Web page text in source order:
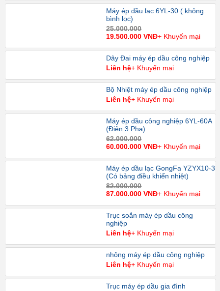
Máy ép dầu lạc 6YL-30 ( không
bình lọc)
25.000.000
19.500.000 VNĐ+ Khuyến mại
Dây Đai máy ép dầu công nghiệp
Liên hệ+ Khuyến mại
Bộ Nhiệt máy ép dầu công nghiệp
Liên hệ+ Khuyến mại
Máy ép dầu công nghiệp 6YL-60A
(Điện 3 Pha)
62.000.000
60.000.000 VNĐ+ Khuyến mại
Máy ép dầu lạc GongFa YZYX10-3
(Có bảng điều khiển nhiệt)
82.000.000
87.000.000 VNĐ+ Khuyến mại
Trục soắn máy ép dầu công
nghiệp
Liên hệ+ Khuyến mại
nhông máy ép dầu công nghiệp
Liên hệ+ Khuyến mại
Trục máy ép dầu gia đình